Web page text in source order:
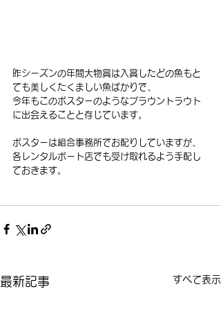
昨シーズンの年間大物賞は入賞したどの魚もと
ても美しくたくましい魚ばかりで、
今年もこのポスターのようなブラウントラウト
に出会えることと存じています。
ポスターは組合事務所でお配りしていますが、
各レンタルボート店でも受け取れるよう手配し
ておきます。
最新記事 すべて表示